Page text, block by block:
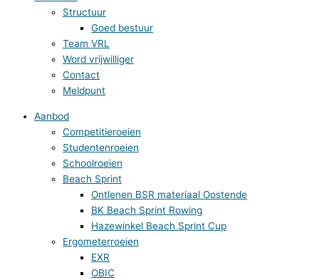
Structuur
Goed bestuur
Team VRL
Word vrijwilliger
Contact
Meldpunt
Aanbod
Competitieroeien
Studentenroeien
Schoolroeien
Beach Sprint
Ontlenen BSR materiaal Oostende
BK Beach Sprint Rowing
Hazewinkel Beach Sprint Cup
Ergometerroeien
EXR
OBIC